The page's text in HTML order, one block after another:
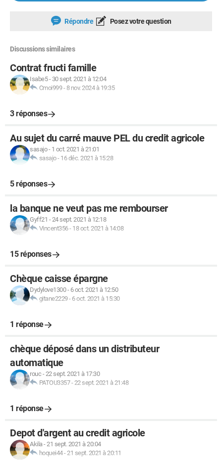
Répondre Posez votre question
Discussions similaires
Contrat fructi famille
Isabe5- 30 sept. 2021 à 12:04
Cmoi999- 8 nov. 2024 à 19:35
3 réponses
Au sujet du carré mauve PEL du credit agricole
sasajo- 1 oct. 2021 à 21:01
sasajo- 16 déc. 2021 à 15:28
5 réponses
la banque ne veut pas me rembourser
Gyff21 -24 sept. 2021 à 12:18
Vincent356- 18 oct. 2021 à 14:08
15 réponses
Chèque caisse épargne
Dydylove1300- 6 oct. 2021 à 12:50
gitane2229- 6 oct. 2021 à 15:30
1 réponse
chèque déposé dans un distributeur
automatique
rouc -22 sept. 2021 à 17:30
PATOU3357-22 sept. 2021 à 21:48
1 réponse
Depot d'argent au credit agricole
Akila-21 sept. 2021 à 20:04
hoquei44-21 sept. 2021 à 20:11